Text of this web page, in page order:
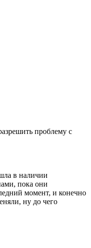
проблему с
в наличии
пока они
момент, и конечно
ну до чего